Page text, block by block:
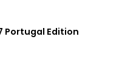
Portugal Edition